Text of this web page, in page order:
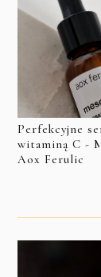
Perfekcyjne
witaminą C -
Aox Ferulic